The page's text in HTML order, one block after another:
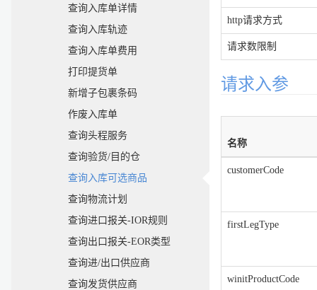
查询入库单详情
查询入库轨迹
查询入库单费用
打印提货单
新增子包裹条码
作废入库单
查询头程服务
查询验货/目的仓
查询入库可选商品
查询物流计划
查询进口报关-IOR规则
查询出口报关-EOR类型
查询进/出口供应商
查询发货供应商
http请求方式
请求数限制
请求入参
名称
customerCode
firstLegType
winitProductCode